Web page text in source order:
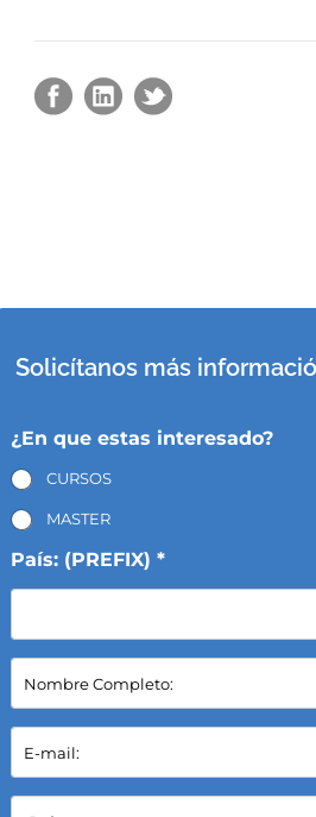
Solicítanos más
¿En que estas interesado?
CURSOS
MASTER
País: (PREFIX) *
N
m
b
e
C
E
m
a
P